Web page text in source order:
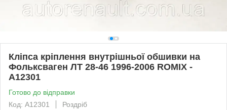
Кліпса кріплення внутрішньої обшивки на
Фольксваген ЛТ 28-46 1996-2006 ROMIX -
A12301
Готово до відправки
Код: A12301
Роздріб